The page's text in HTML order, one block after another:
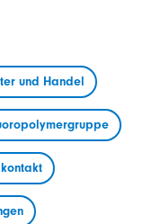
und Handel